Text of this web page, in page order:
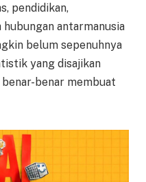
pendidikan,
hubungan antarmanusia
belum sepenuhnya
yang disajikan
benar membuat